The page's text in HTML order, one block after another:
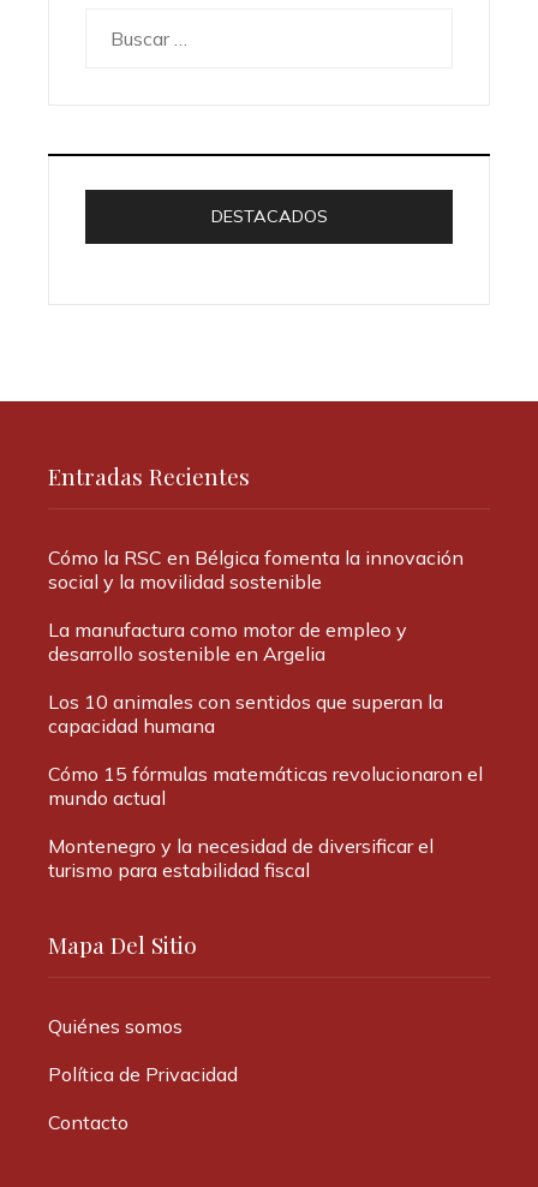
DESTACADOS
Entradas Recientes
Cómo la RSC en Bélgica fomenta la innovación
social y la movilidad sostenible
La manufactura como motor de empleo y
desarrollo sostenible en Argelia
Los 10 animales con sentidos que superan la
capacidad humana
Cómo 15 fórmulas matemáticas revolucionaron el
mundo actual
Montenegro y la necesidad de diversificar el
turismo para estabilidad fiscal
Mapa Del Sitio
Quiénes somos
Política de Privacidad
Contacto